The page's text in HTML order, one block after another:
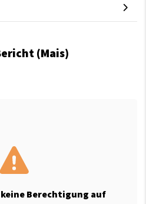
(Mais)
Berechtigung auf